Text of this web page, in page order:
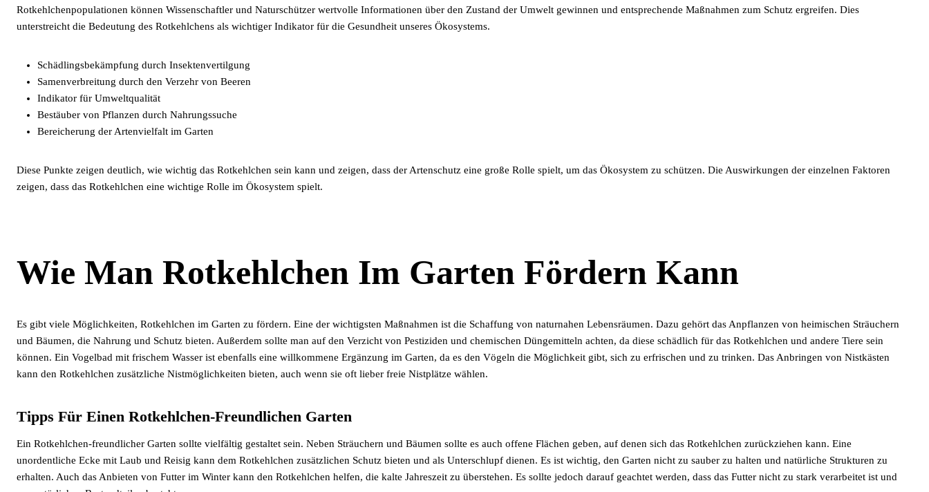
Rotkehlchenpopulationen können Wissenschaftler und Naturschützer wertvolle Informationen über den Zustand der Umwelt gewinnen und entsprechende Maßnahmen zum Schutz ergreifen. Dies
unterstreicht die Bedeutung des Rotkehlchens als wichtiger Indikator für die Gesundheit unseres Ökosystems.
Schädlingsbekämpfung durch Insektenvertilgung
Samenverbreitung durch den Verzehr von Beeren
Indikator für Umweltqualität
Bestäuber von Pflanzen durch Nahrungssuche
Bereicherung der Artenvielfalt im Garten
Diese Punkte zeigen deutlich, wie wichtig das Rotkehlchen sein kann und zeigen, dass der Artenschutz eine große Rolle spielt, um das Ökosystem zu schützen. Die Auswirkungen der einzelnen Faktoren
zeigen, dass das Rotkehlchen eine wichtige Rolle im Ökosystem spielt.
Wie Man Rotkehlchen Im Garten Fördern Kann
Es gibt viele Möglichkeiten, Rotkehlchen im Garten zu fördern. Eine der wichtigsten Maßnahmen ist die Schaffung von naturnahen Lebensräumen. Dazu gehört das Anpflanzen von heimischen Sträuchern
und Bäumen, die Nahrung und Schutz bieten. Außerdem sollte man auf den Verzicht von Pestiziden und chemischen Düngemitteln achten, da diese schädlich für das Rotkehlchen und andere Tiere sein
können. Ein Vogelbad mit frischem Wasser ist ebenfalls eine willkommene Ergänzung im Garten, da es den Vögeln die Möglichkeit gibt, sich zu erfrischen und zu trinken. Das Anbringen von Nistkästen
kann den Rotkehlchen zusätzliche Nistmöglichkeiten bieten, auch wenn sie oft lieber freie Nistplätze wählen.
Tipps Für Einen Rotkehlchen-Freundlichen Garten
Ein Rotkehlchen-freundlicher Garten sollte vielfältig gestaltet sein. Neben Sträuchern und Bäumen sollte es auch offene Flächen geben, auf denen sich das Rotkehlchen zurückziehen kann. Eine
unordentliche Ecke mit Laub und Reisig kann dem Rotkehlchen zusätzlichen Schutz bieten und als Unterschlupf dienen. Es ist wichtig, den Garten nicht zu sauber zu halten und natürliche Strukturen zu
erhalten. Auch das Anbieten von Futter im Winter kann den Rotkehlchen helfen, die kalte Jahreszeit zu überstehen. Es sollte jedoch darauf geachtet werden, dass das Futter nicht zu stark verarbeitet ist und